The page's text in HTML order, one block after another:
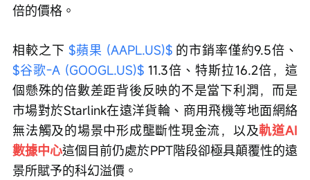
倍的價格。
相較之下 $蘋果 (AAPL.US)$ 的市銷率僅約9.5倍、
$谷歌-A (GOOGL.US)$ 11.3倍、特斯拉16.2倍，這
個懸殊的倍數差距背後反映的不是當下利潤，而是
市場對於Starlink在遠洋貨輪、商用飛機等地面網絡
無法觸及的場景中形成壟斷性現金流，以及軌道AI
數據中心這個目前仍處於PPT階段卻極具顛覆性的遠
景所賦予的科幻溢價。